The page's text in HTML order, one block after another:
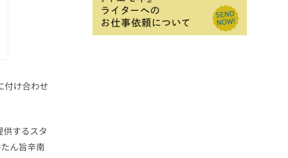
付け合わせ
するスタ
ん旨辛南